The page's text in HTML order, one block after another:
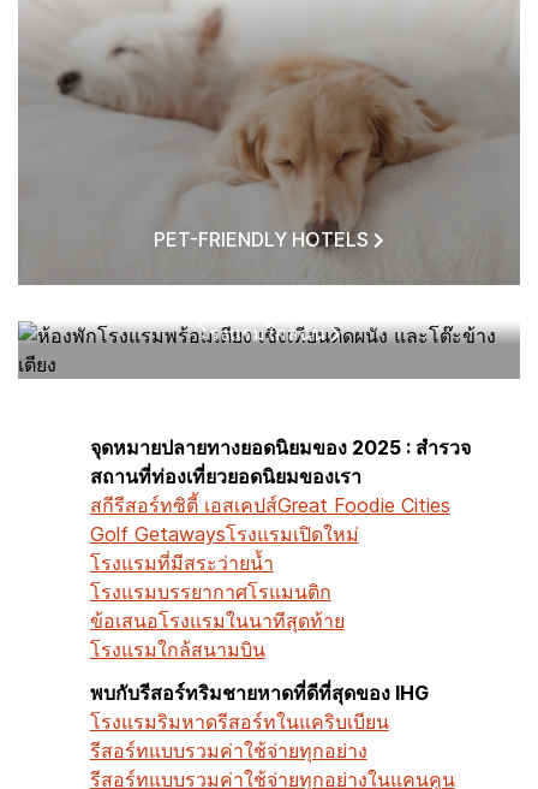
PET-FRIENDLY HOTELS
โรงแรมใกล้ฉัน
จุดหมายปลายทางยอดนิยมของ 2025 : สำรวจ
สถานที่ท่องเที่ยวยอดนิยมของเรา
สกีรีสอร์ทซิตี้ เอสเคปส์Great Foodie Cities
Golf Getawaysโรงแรมเปิดใหม่
โรงแรมที่มีสระว่ายน้ำ
โรงแรมบรรยากาศโรแมนติก
ข้อเสนอโรงแรมในนาทีสุดท้าย
โรงแรมใกล้สนามบิน
พบกับรีสอร์ทริมชายหาดที่ดีที่สุดของ IHG
โรงแรมริมหาดรีสอร์ทในแคริบเบียน
รีสอร์ทแบบรวมค่าใช้จ่ายทุกอย่าง
รีสอร์ทแบบรวมค่าใช้จ่ายทุกอย่างในแคนคูน